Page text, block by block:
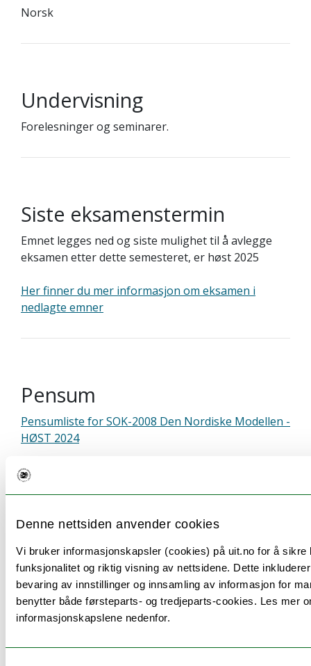
Denne nettsiden anvender cookies
Vi bruker informasjonskapsler (cookies) på uit.no for å sikre
funksjonalitet og riktig visning av nettsidene. Dette
bevaring av innstillinger og innsamling av informasjon for
benytter både førsteparts- og tredjeparts-cookies. Les mer
informasjonskapslene nedenfor.
Norsk
Undervisning
Forelesninger og seminarer.
Siste eksamenstermin
Emnet legges ned og siste mulighet til å avlegge
eksamen etter dette semesteret, er høst 2025
Her finner du mer informasjon om eksamen i
nedlagte emner
Pensum
Pensumliste for SOK-2008 Den Nordiske Modellen -
HØST 2024
Eksamen
Vurderingsform: Dato: Vekting:
Mappevurdering
15.11.2024
14:00
1/2